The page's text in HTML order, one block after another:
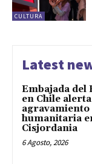
CULTURA
Latest
Embajada del
en Chile
agravamiento
humanitaria
Cisjordania
6 Agosto, 2026